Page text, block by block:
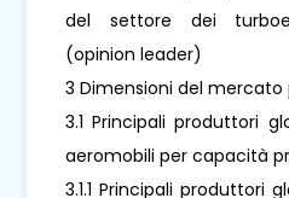
del settore dei
(opinion leader)
3 Dimensioni del
3.1 Principali produttori
aeromobili per capacità
3.1.1 Principali produttori